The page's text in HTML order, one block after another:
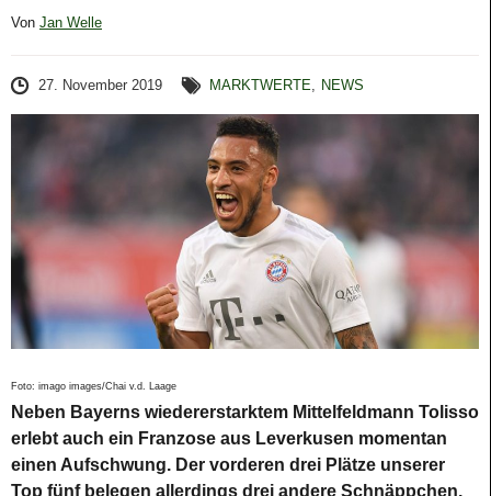
Von Jan Welle
27. November 2019 MARKTWERTE, NEWS
Foto: imago images/Chai v.d. Laage
Neben Bayerns wiedererstarktem Mittelfeldmann Tolisso
erlebt auch ein Franzose aus Leverkusen momentan
einen Aufschwung. Der vorderen drei Plätze unserer
Top fünf belegen allerdings drei andere Schnäppchen.